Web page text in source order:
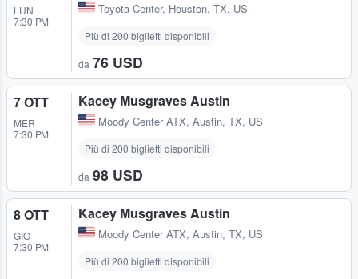
LUN
7:30 PM
Toyota Center, Houston, TX, US
Più di 200 biglietti disponibili
da 76 USD
7 OTT
MER
7:30 PM
Kacey Musgraves Austin
Moody Center ATX, Austin, TX, US
Più di 200 biglietti disponibili
da 98 USD
8 OTT
GIO
7:30 PM
Kacey Musgraves Austin
Moody Center ATX, Austin, TX, US
Più di 200 biglietti disponibili